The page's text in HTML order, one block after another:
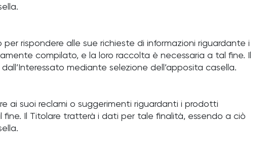
rispondere alle sue richieste di informazioni riguardante i
compilato, e la loro raccolta è necessaria a tal fine. Il
mediante selezione dell’apposita casella.
ai suoi reclami o suggerimenti riguardanti i prodotti
Il Titolare tratterà i dati per tale finalità, essendo a ciò